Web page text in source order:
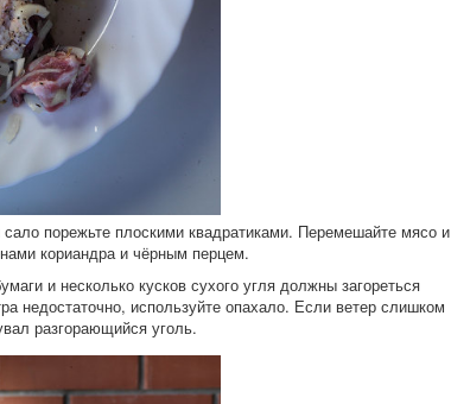
порежьте плоскими квадратиками. Перемешайте мясо и
кориандра и чёрным перцем.
и несколько кусков сухого угля должны загореться
недостаточно, используйте опахало. Если ветер слишком
разгорающийся уголь.